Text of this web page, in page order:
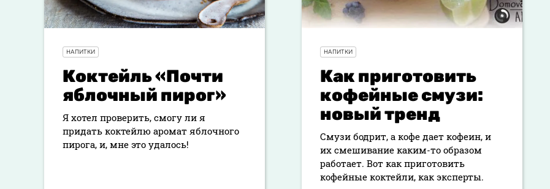
НАПИТКИ
Коктейль «Почти
яблочный пирог»
Я хотел проверить, смогу ли я
придать коктейлю аромат яблочного
пирога, и, мне это удалось!
НАПИТКИ
Как приготовить
кофейные смузи:
новый тренд
Смузи бодрит, а кофе дает кофеин, и
их смешивание каким-то образом
работает. Вот как приготовить
кофейные коктейли, как эксперты.